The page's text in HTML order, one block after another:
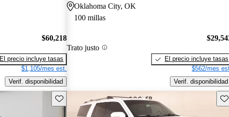
$60,218
El precio incluye tasas
$1,105/mes est.
Verif. disponibilidad
Oklahoma City, OK
100 millas
Trato justo
El precio incluye tasas
$562/mes
Verif. disponibilidad
Guarda este Aviso